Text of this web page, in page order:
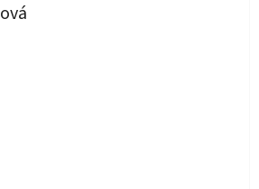
je 5 z 5 hviezdičiek.
je 5 z 5 hviezdičiek.
je 4 z 5 hviezdičiek.